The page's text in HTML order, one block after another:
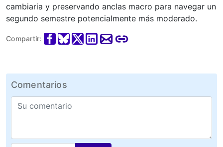
cambiaria y preservando anclas macro para navegar un
segundo semestre potencialmente más moderado.
Compartir:
Comentarios